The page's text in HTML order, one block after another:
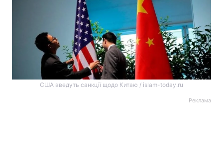
США введуть санкції щодо Китаю / islam-today.ru
Реклама